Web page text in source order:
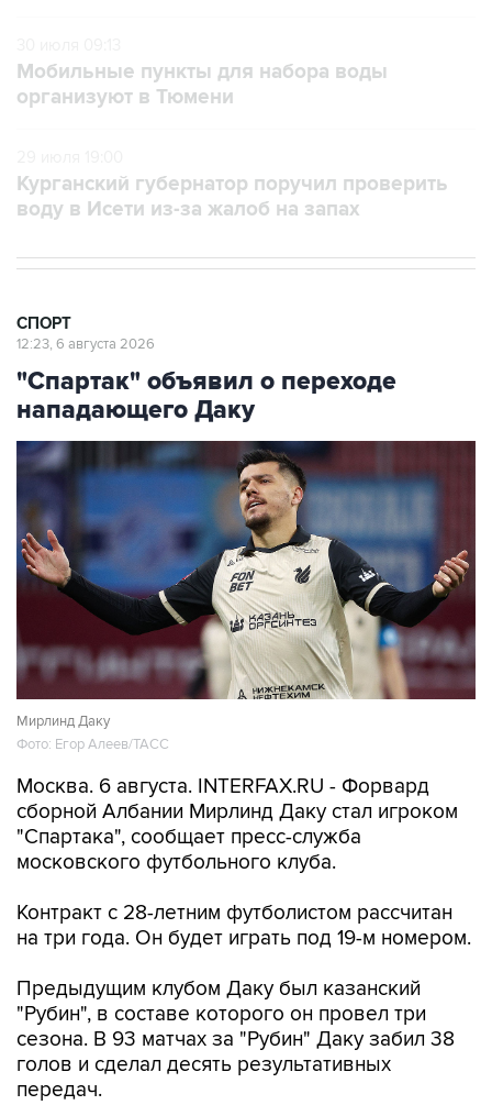
Мобильные пункты для набора воды
организуют в Тюмени
Курганский губернатор поручил проверить
воду в Исети из-за жалоб на запах
СПОРТ
12:23, 6 августа 2026
"Спартак" объявил о переходе
нападающего Даку
Мирлинд Даку
Фото: Егор Алеев/ТАСС
Москва. 6 августа. INTERFAX.RU - Форвард
сборной Албании Мирлинд Даку стал игроком
"Спартака", сообщает пресс-служба
московского футбольного клуба.
Контракт с 28-летним футболистом рассчитан
на три года. Он будет играть под 19-м номером.
Предыдущим клубом Даку был казанский
"Рубин", в составе которого он провел три
сезона. В 93 матчах за "Рубин" Даку забил 38
голов и сделал десять результативных
передач.